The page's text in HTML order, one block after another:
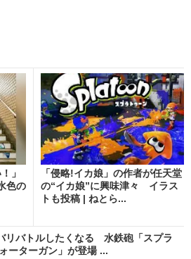
」
色の
「侵略!イカ娘」の作者が任天堂
の“イカ娘”に興味津々 イラス
トも投稿 | ねとら...
リバトルしたくなる 水鉄砲「スプラ
ーターガン」が登場 ...